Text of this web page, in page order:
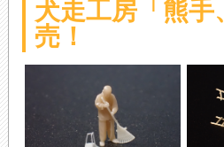
「JAMのトー
アトリエリー
ご予約受付中
モデル倶楽
Canonモータ
犬走工房「熊
売！